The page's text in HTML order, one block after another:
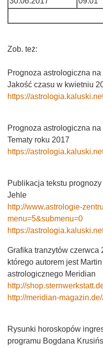
Zob. też:
Prognoza astrologiczna na
Jakość czasu w kwietniu
https://
Prognoza astrologiczna na
Tematy roku 2017
https://
Publikacja tekstu
Jehle
http://www.astrologie-
menu=5&submenu=0
https://
Grafika tranzytów czerwca
którego autorem jest
astrologicznego Meridian
http://
http://meridian-
Rysunki horoskopów
programu Bogdana